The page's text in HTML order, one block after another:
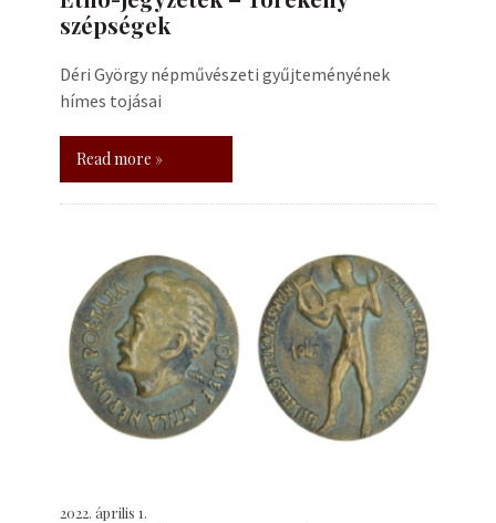
szépségek
Déri György népművészeti gyűjteményének
hímes tojásai
Read more »
2022. április 1.